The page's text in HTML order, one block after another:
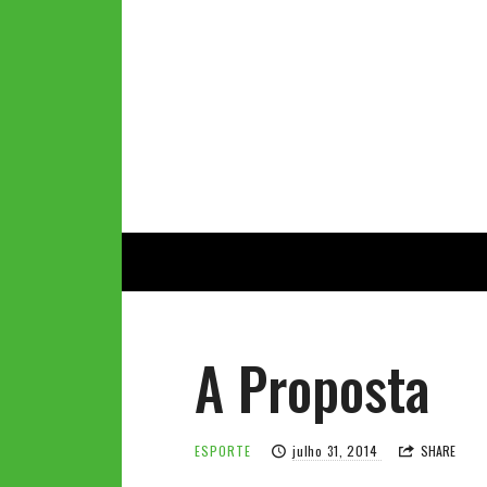
A Proposta
ESPORTE julho 31, 2014 SHARE